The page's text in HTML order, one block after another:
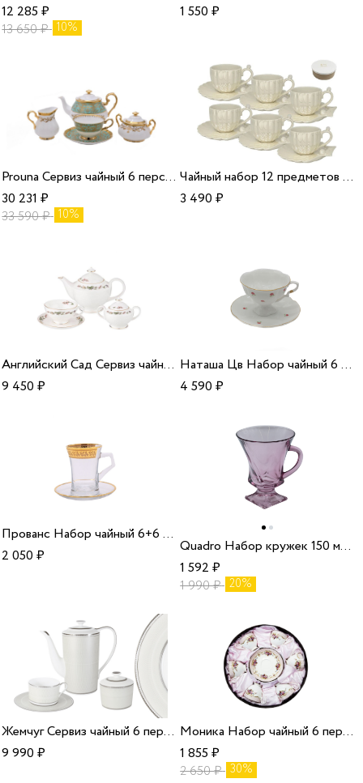
12 285₽
13 650₽ 10%
1 550₽
Prouna Сервиз чайный 6 персон 15 предметов Carlsbad Queen Cobalt Gold/1
30 231₽
33 590₽ 10%
Чайный набор 12 предметов 250 мл/6
3 490₽
Английский Сад Сервиз чайный 6 персон 14 предметов/2
9 450₽
Наташа Цв Набор чайный 6 персон 12 предметов/6
4 590₽
Прованс Набор чайный 6+6 шт/6
2 050₽
Quadro Набор кружек 150 мл 6 шт на ножке violet 9K7/2N772/0/99A44/150-6/6
1 592₽
1 990₽ 20%
Жемчуг Сервиз чайный 6 персон 14 предметов/1
9 990₽
Моника Набор чайный 6 персон 12 предметов/8
1 855₽
2 650₽ 30%